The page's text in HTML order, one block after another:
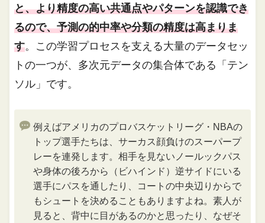
と、より精度の高い共通点やパターンを認識でき
るので、予測の的中率や分類の精度は高まりま
す。この学習プロセスを支える大量のデータセッ
トの一つが、多次元データの集合体である「テン
ソル」です。
例えばアメリカのプロバスケットリーグ・NBAの
トップ選手たちは、サーカス顔負けのスーパープ
レーを連発します。相手を見ないノールックパス
や身体の後ろから（ビハインド）逆サイドにいる
選手にパスを通したり、コートの中央辺りからで
もシュートを決めることもありますよね。素人が
見ると、背中に目があるのかと思ったり、なぜそ